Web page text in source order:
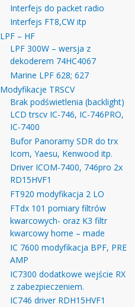
Interfejs do packet radio
Interfejs FT8,CW itp
LPF – HF
LPF 300W – wersja z
dekoderem 74HC4067
Marine LPF 628; 627
Modyfikacje TRSCV
Brak podświetlenia (backlight)
LCD trscv IC-746, IC-746PRO,
IC-7400
Bufor Panoramy SDR do trx
Icom, Yaesu, Kenwood itp.
Driver ICOM-7400, 746pro 2x
RD15HVF1
FT920 modyfikacja 2 LO
FTdx 101 pomiary filtrów
kwarcowych- oraz K3 filtr
kwarcowy home – made
IC 7600 modyfikacja BPF, PRE
AMP
IC7300 dodatkowe wejście RX
z zabezpieczeniem.
IC746 driver RDH15HVF1